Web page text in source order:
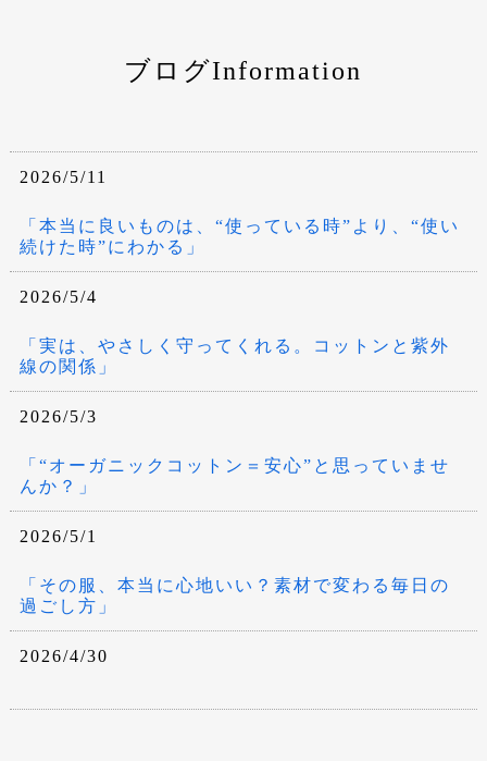
ブログInformation
2026/5/11
「本当に良いものは、“使っている時”より、“使い
続けた時”にわかる」
2026/5/4
「実は、やさしく守ってくれる。コットンと紫外
線の関係」
2026/5/3
「“オーガニックコットン＝安心”と思っていませ
んか？」
2026/5/1
「その服、本当に心地いい？素材で変わる毎日の
過ごし方」
2026/4/30